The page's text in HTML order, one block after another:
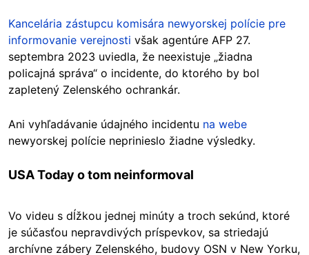
Kancelária zástupcu komisára newyorskej polície pre
informovanie verejnosti však agentúre AFP 27.
septembra 2023 uviedla, že neexistuje „žiadna
policajná správa“ o incidente, do ktorého by bol
zapletený Zelenského ochrankár.
Ani vyhľadávanie údajného incidentu na webe
newyorskej polície neprinieslo žiadne výsledky.
USA Today o tom neinformoval
Vo videu s dĺžkou jednej minúty a troch sekúnd, ktoré
je súčasťou nepravdivých príspevkov, sa striedajú
archívne zábery Zelenského, budovy OSN v New Yorku,